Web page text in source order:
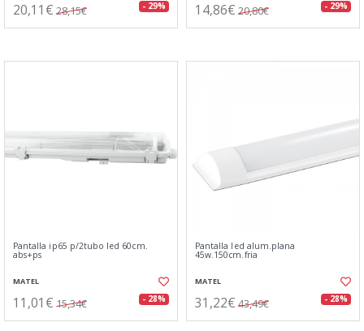
20,11€ 28,15€ - 29% 14,86€ 20,80€ - 29%
Pantalla ip65 p/2tubo led 60cm.
abs+ps
MATEL
11,01€ 15,34€ - 28%
Pantalla led alum.plana
45w.150cm.fria
MATEL
31,22€ 43,49€ - 28%